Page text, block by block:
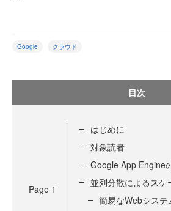
Google クラウド
目次
Page 1
はじめに
対象読者
Google App Engine
並列分散によるスケ
簡易なWebシステ